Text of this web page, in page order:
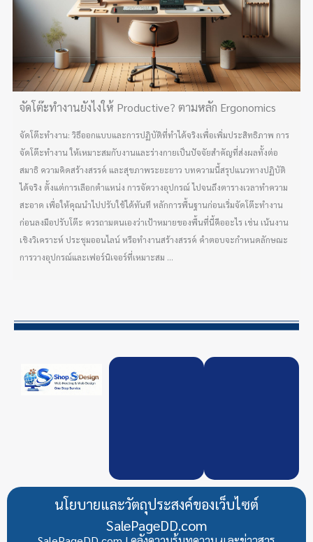
จัดโต๊ะทำงานยังไงให้ Productive? ตามหลัก Ergonomics
จัดโต๊ะทำงาน: วิธีออกแบบและการปฏิบัติที่ทำได้จริงเพื่อเพิ่มประสิทธิภาพ การ
จัดโต๊ะทำงาน ให้เหมาะสมกับงานและร่างกายเป็นปัจจัยสำคัญที่ส่งผลทั้งต่อ
สมาธิ ความคิดสร้างสรรค์ และสุขภาพระยะยาว บทความนี้สรุปแนวทางปฏิบัติ
ได้จริง ตั้งแต่การเลือกตำแหน่ง การจัดวางอุปกรณ์ ไปจนถึงตารางเวลาทำความ
สะอาด เพื่อให้คุณนำไปปรับใช้ได้ทันที หลักการพื้นฐานก่อนเริ่มจัดโต๊ะทำงาน
ก่อนลงมือปรับโต๊ะ ควรถามตนเองว่าเป้าหมายของพื้นที่นี้คืออะไร เช่น เน้นงาน
เชิงวิเคราะห์ ประชุมออนไลน์ หรือทำงานสร้างสรรค์ คำตอบจะกำหนดลักษณะ
การวางอุปกรณ์และเฟอร์นิเจอร์ที่เหมาะสม ...
นโยบายและวัตถุประสงค์ของเว็บไซต์
SalePageDD.com